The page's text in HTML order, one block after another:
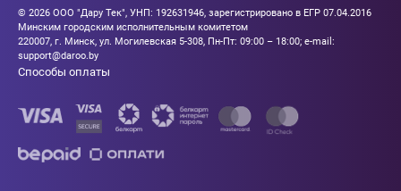
© 2026 ООО "Дару Тек", УНП: 192631946, зарегистрировано в ЕГР 07.04.2016
Минским городским исполнительным комитетом
220007, г. Минск, ул. Могилевская 5-308, Пн-Пт: 09:00 – 18:00; e-mail:
support@daroo.by
Способы оплаты